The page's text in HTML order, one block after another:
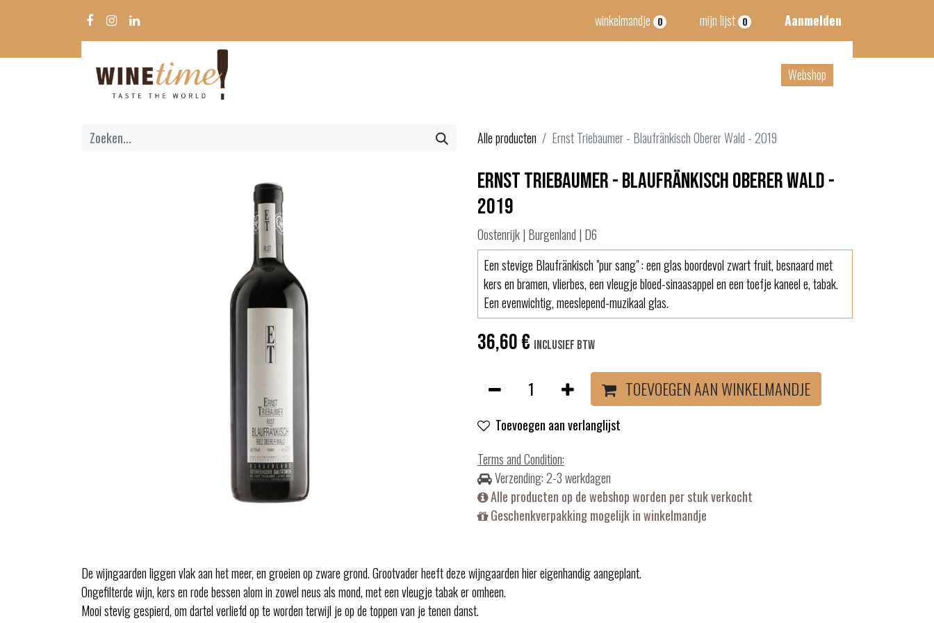
winkelmandje 0 mijn lijst 0 Aanmelden
Webshop
Alle producten Ernst Triebaumer - Blaufränkisch Oberer Wald - 2019
Ernst Triebaumer - Blaufränkisch Oberer Wald -
2019
Oostenrijk | Burgenland | D6
Een stevige Blaufränkisch "pur sang" : een glas boordevol zwart fruit, besnaard met
kers en bramen, vlierbes, een vleugje bloed-sinaasappel en een toefje kaneel e, tabak.
Een evenwichtig, meeslepend-muzikaal glas.
36,60€ Inclusief btw
TOEVOEGEN AAN WINKELMANDJE
Toevoegen aan verlanglijst
Terms and Condition:
Verzending: 2-3 werkdagen
Alle producten op de webshop worden per stuk verkocht
Geschenkverpakking mogelijk in winkelmandje
De wijngaarden liggen vlak aan het meer, en groeien op zware grond. Grootvader heeft deze wijngaarden hier eigenhandig aangeplant.
Ongefilterde wijn, kers en rode bessen alom in zowel neus als mond, met een vleugje tabak er omheen.
Mooi stevig gespierd, om dartel verliefd op te worden terwijl je op de toppen van je tenen danst.